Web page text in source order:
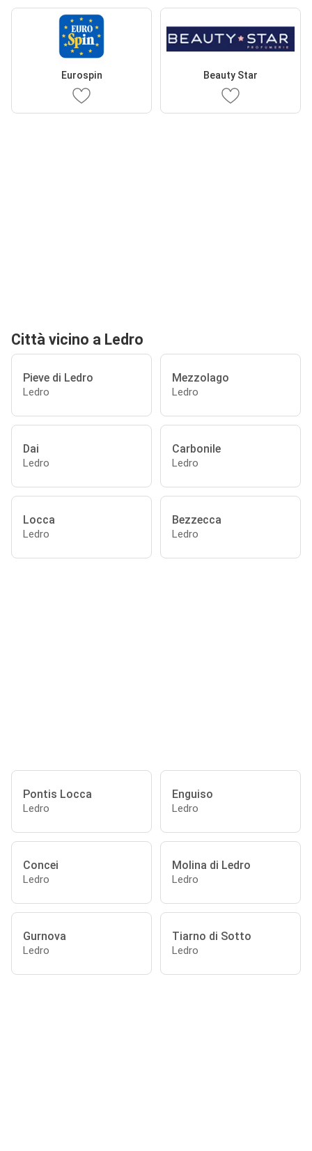
Eurospin Beauty Star
Città vicino a Ledro
Pieve di Ledro
Ledro
Mezzolago
Ledro
Dai
Ledro
Carbonile
Ledro
Locca
Ledro
Bezzecca
Ledro
Pontis Locca
Ledro
Enguiso
Ledro
Concei
Ledro
Molina di Ledro
Ledro
Gurnova
Ledro
Tiarno di Sotto
Ledro